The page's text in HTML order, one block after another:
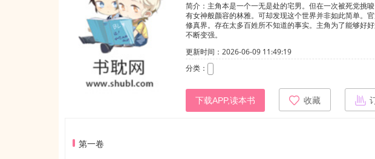
简介：主角本是一个一无是处的宅男。但在一次被死党挑
有女神般颜容的林雅。可却发现这个世界并非如此简单。
修真界。存在太多百姓所不知道的事实。主角为了能够好
不断变强。
更新时间：2026-06-09 11:49:19
分类：
下载APP,读本书 收藏
第一卷